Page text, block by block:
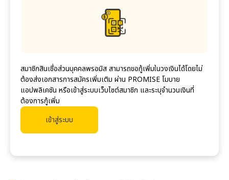
สมาชิกสินเชื่อส่วนบุคคลพรอมิสสามารถขอกู้เพิ่มในวงเงินได้โดยไม่
ต้องส่งเอกสารการสมัครเพิ่มเติม ผ่าน PROMISE โมบาย
แอปพลิเคชัน หรือเข้าสู่ระบบเว็บไซต์สมาชิก และระบุจำนวนเงินที่
ต้องการกู้เพิ่ม
เข้าสู่ระบบ